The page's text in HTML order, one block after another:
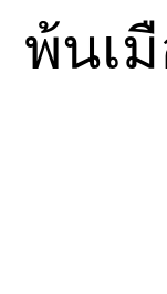
พ้นเมื